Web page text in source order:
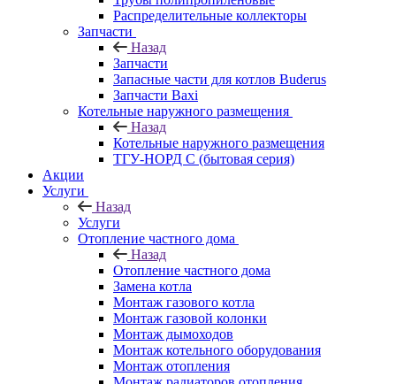
Распределительные коллекторы
Запчасти
Назад
Запчасти
Запасные части для котлов Buderus
Запчасти Baxi
Котельные наружного размещения
Назад
Котельные наружного размещения
ТГУ-НОРД С (бытовая серия)
Акции
Услуги
Назад
Услуги
Отопление частного дома
Назад
Отопление частного дома
Замена котла
Монтаж газового котла
Монтаж газовой колонки
Монтаж дымоходов
Монтаж котельного оборудования
Монтаж отопления